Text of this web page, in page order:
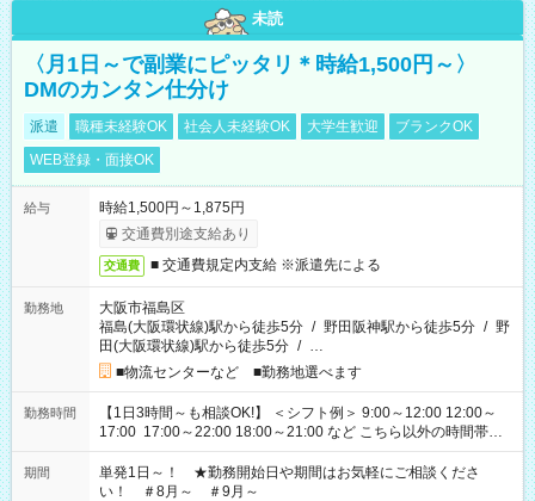
未読
〈月1日～で副業にピッタリ＊時給1,500円～〉
DMのカンタン仕分け
派遣 職種未経験OK 社会人未経験OK 大学生歓迎
ブランクOK
WEB登録・面接OK
給与
時給1,500円～1,875円
交通費別途支給あり
交通費 ■ 交通費規定内支給 ※派遣先による
勤務地
大阪市福島区
福島(大阪環状線)駅から徒歩5分 / 野田阪神駅から徒歩5分 / 野
田(大阪環状線)駅から徒歩5分 / …
■物流センターなど ■勤務地選べます
勤務時間
【1日3時間～も相談OK!】 ＜シフト例＞ 9:00～12:00 12:00～
17:00 17:00～22:00 18:00～21:00 など こちら以外の時間帯も
お気軽にご相談ください！
期間
単発1日～！ ★勤務開始日や期間はお気軽にご相談くださ
い！ ＃8月～ ＃9月～